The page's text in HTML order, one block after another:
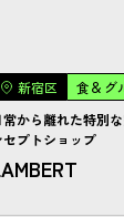
新宿区
食＆グ
常から離れた特別
セプトショップ